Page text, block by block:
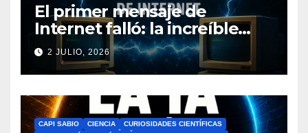
El primer mensaje de
Internet falló: la increíble
historia de ARPANET que
cambió el mundo
2 JULIO, 2026
CAPI SABIO CIENCIA
CURIOSIDADES CIENTÍFICAS